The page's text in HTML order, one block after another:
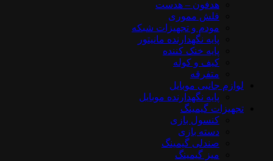
هدفون – هدست
فلش مموری
مودم و تجهیزات شبکه
پایه نگهدارنده مانیتور
پایه خنک کننده
کیف و کوله
متفرقه
لوازم جانبی موبایل
پایه نگهدارنده موبایل
تجهیزات گیمینگ
کنسول بازی
دسته بازی
صندلی گیمینگ
میز گیمینگ